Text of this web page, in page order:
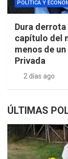
POLÍTICA Y
Dura
capítulo del
menos de
Privada
2 días ago
ÚLTIMAS